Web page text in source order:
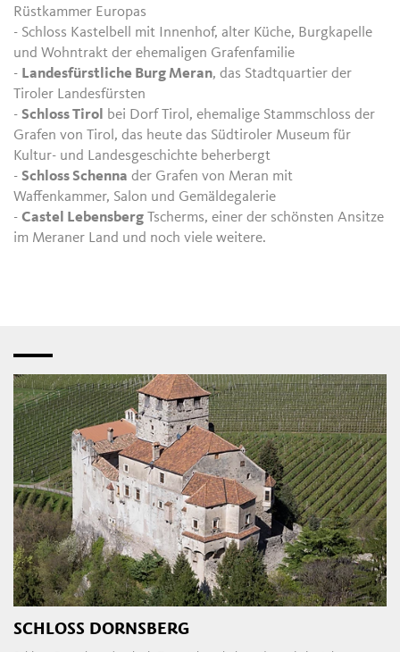
Rüstkammer Europas
- Schloss Kastelbell mit Innenhof, alter Küche, Burgkapelle
und Wohntrakt der ehemaligen Grafenfamilie
- Landesfürstliche Burg Meran, das Stadtquartier der
Tiroler Landesfürsten
-Schloss Tirol bei Dorf Tirol, ehemalige Stammschloss der
Grafen von Tirol, das heute das Südtiroler Museum für
Kultur- und Landesgeschichte beherbergt
-Schloss Schenna der Grafen von Meran mit
Waffenkammer, Salon und Gemäldegalerie
-Castel Lebensberg Tscherms, einer der schönsten Ansitze
im Meraner Land und noch viele weitere.
SCHLOSS DORNSBERG